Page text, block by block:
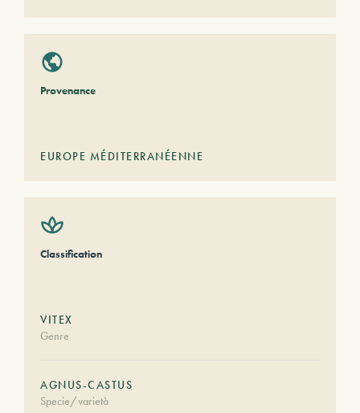
Provenance
EUROPE MÉDITERRANÉENNE
Classification
VITEX
Genre
AGNUS-CASTUS
Specie/varietà